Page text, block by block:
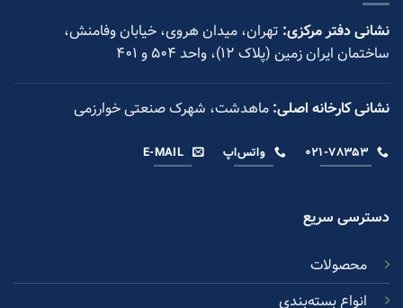
نشانی دفتر مرکزی: تهران، میدان هروی، خیابان وفامنش،
ساختمان ایران زمین (پلاک ۱۲)، واحد ۵۰۴ و ۴۰۱
نشانی کارخانه اصلی: ماهدشت، شهرک صنعتی خوارزمی
۰۲۱-۷۸۳۵۳ واتس‌اپ E-MAIL
دسترسی سریع
محصولات
انواع بسته‌بندی